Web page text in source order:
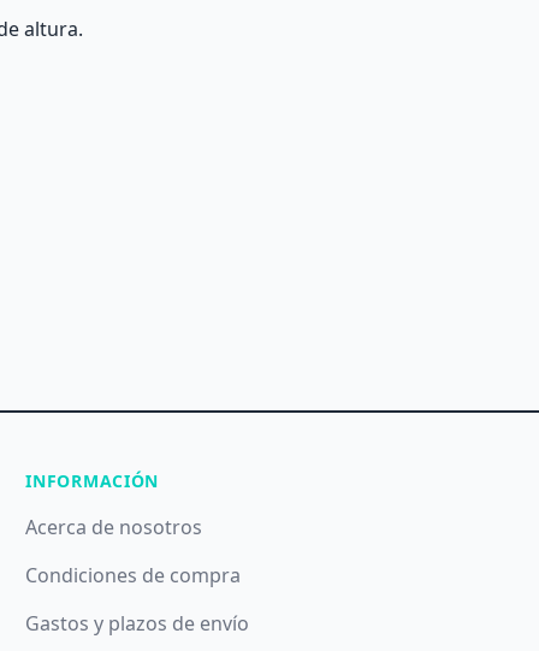
altura.
INFORMACIÓN
Acerca de nosotros
Condiciones de compra
Gastos y plazos de envío